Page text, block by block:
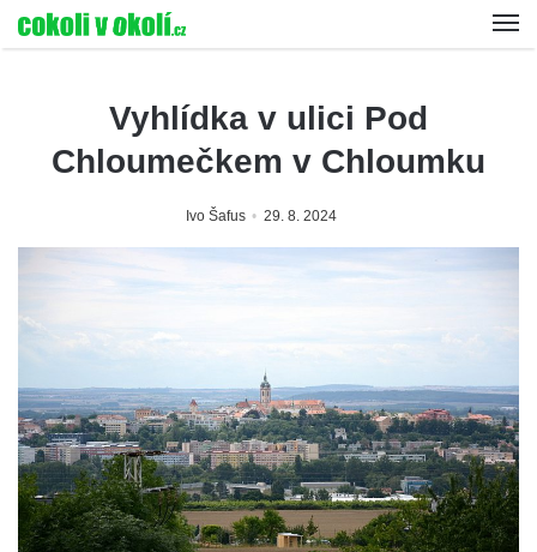
Vyhlídka v ulici Pod
Chloumečkem v Chloumku
Ivo Šafus 29. 8. 2024